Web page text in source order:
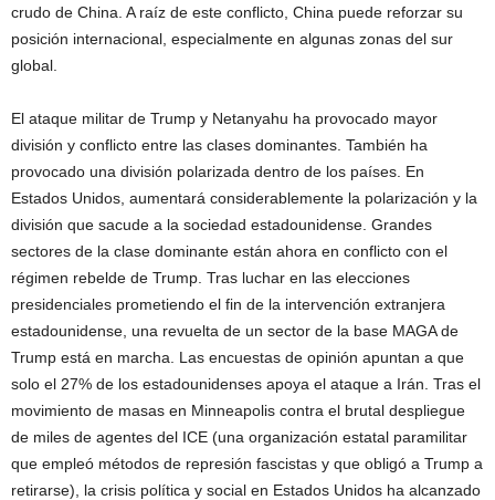
crudo de China. A raíz de este conflicto, China puede reforzar su
posición internacional, especialmente en algunas zonas del sur
global.
El ataque militar de Trump y Netanyahu ha provocado mayor
división y conflicto entre las clases dominantes. También ha
provocado una división polarizada dentro de los países. En
Estados Unidos, aumentará considerablemente la polarización y la
división que sacude a la sociedad estadounidense. Grandes
sectores de la clase dominante están ahora en conflicto con el
régimen rebelde de Trump. Tras luchar en las elecciones
presidenciales prometiendo el fin de la intervención extranjera
estadounidense, una revuelta de un sector de la base MAGA de
Trump está en marcha. Las encuestas de opinión apuntan a que
solo el 27% de los estadounidenses apoya el ataque a Irán. Tras el
movimiento de masas en Minneapolis contra el brutal despliegue
de miles de agentes del ICE (una organización estatal paramilitar
que empleó métodos de represión fascistas y que obligó a Trump a
retirarse), la crisis política y social en Estados Unidos ha alcanzado